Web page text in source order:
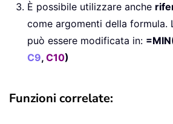
È possibile utilizzare anche
come argomenti della formula.
può essere modificata in:
C9, C10)
Funzioni correlate: